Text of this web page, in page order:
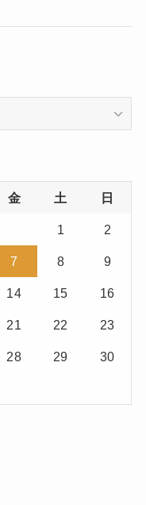
金 土 日
1 2
7 8 9
14 15 16
21 22 23
28 29 30